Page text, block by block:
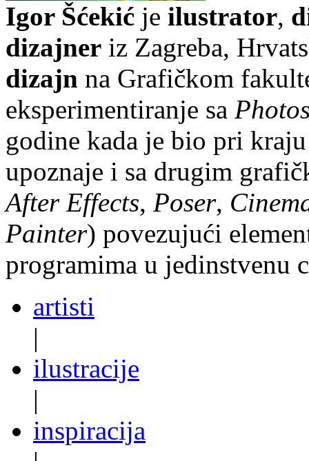
Igor Šćekić je ilustrator,
dizajner iz Zagreba,
dizajn na Grafičkom
eksperimentiranje sa
godine kada je bio pri
upoznaje i sa drugim
After Effects, Poser,
Painter) povezujući
programima u jedinstvenu
artisti
|
ilustracije
|
inspiracija